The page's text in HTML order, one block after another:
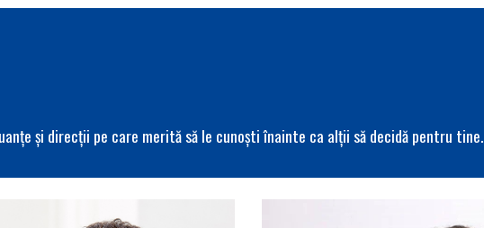
și direcții pe care merită să le cunoști înainte ca alții să decidă pentru tine.